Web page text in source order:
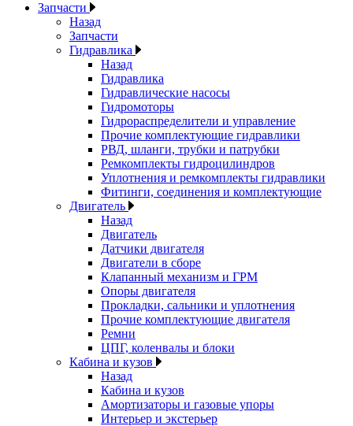
Запчасти
Назад
Запчасти
Гидравлика
Назад
Гидравлика
Гидравлические насосы
Гидромоторы
Гидрораспределители и управление
Прочие комплектующие гидравлики
РВД, шланги, трубки и патрубки
Ремкомплекты гидроцилиндров
Уплотнения и ремкомплекты гидравлики
Фитинги, соединения и комплектующие
Двигатель
Назад
Двигатель
Датчики двигателя
Двигатели в сборе
Клапанный механизм и ГРМ
Опоры двигателя
Прокладки, сальники и уплотнения
Прочие комплектующие двигателя
Ремни
ЦПГ, коленвалы и блоки
Кабина и кузов
Назад
Кабина и кузов
Амортизаторы и газовые упоры
Интерьер и экстерьер